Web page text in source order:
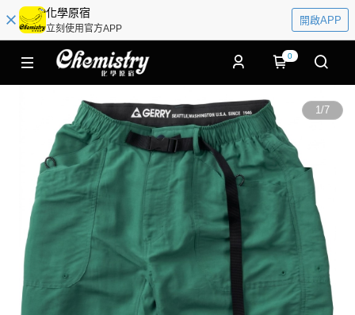
化學原宿
立刻使用官方APP
開啟APP
0
1/7